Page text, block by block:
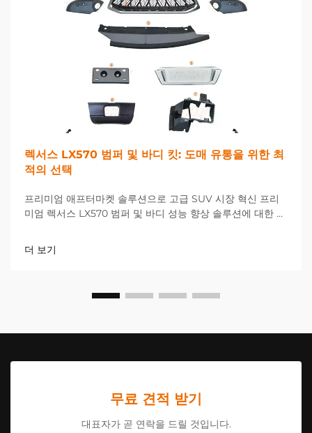
렉서스 LX570 범퍼 및 바디 킷: 도매 유통을 위한 최
적의 선택
프리미엄 애프터마켓 솔루션으로 고급 SUV 시장 혁신 프리
미엄 렉서스 LX570 범퍼 및 바디 성능 향상 솔루션에 대한 수
가...
더 보기
무료 견적 받기
대표자가 곧 연락을 드릴 것입니다.